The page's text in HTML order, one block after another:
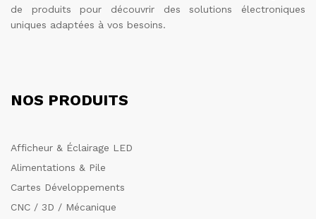
de produits pour découvrir des solutions électroniques
uniques adaptées à vos besoins.
NOS PRODUITS
Afficheur & Éclairage LED
Alimentations & Pile
Cartes Développements
CNC / 3D / Mécanique